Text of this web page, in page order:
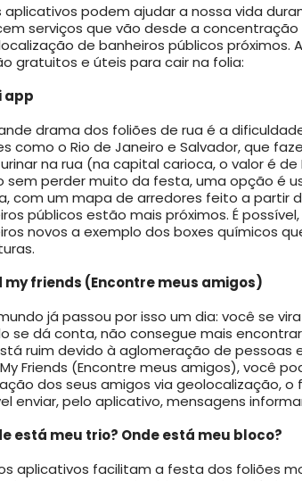
aplicativos podem ajudar a nossa vida
serviços que vão desde a concentração
de banheiros públicos próximos.
gratuitos e úteis para cair na folia:
app
drama dos foliões de rua é a
como o Rio de Janeiro e Salvador, que
na rua (na capital carioca, o valor é de
sem perder muito da festa, uma opção é
com um mapa de arredores feito a partir
públicos estão mais próximos. É
novos a exemplo dos boxes químicos
my friends (Encontre meus amigos)
já passou por isso um dia: você se
se dá conta, não consegue mais
ruim devido à aglomeração de pessoas
Friends (Encontre meus amigos), você
dos seus amigos via geolocalização, o
enviar, pelo aplicativo, mensagens
está meu trio? Onde está meu bloco?
aplicativos facilitam a festa dos foliões